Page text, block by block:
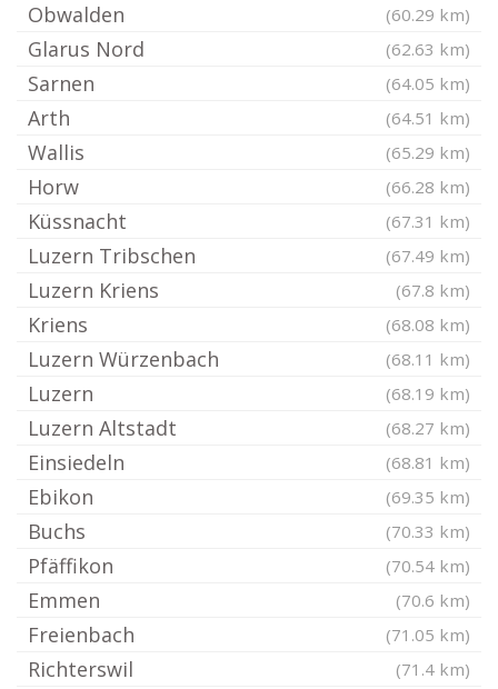
Obwalden (60.29 km)
Glarus Nord (62.63 km)
Sarnen (64.05 km)
Arth (64.51 km)
Wallis (65.29 km)
Horw (66.28 km)
Küssnacht (67.31 km)
Luzern Tribschen (67.49 km)
Luzern Kriens (67.8 km)
Kriens (68.08 km)
Luzern Würzenbach (68.11 km)
Luzern (68.19 km)
Luzern Altstadt (68.27 km)
Einsiedeln (68.81 km)
Ebikon (69.35 km)
Buchs (70.33 km)
Pfäffikon (70.54 km)
Emmen (70.6 km)
Freienbach (71.05 km)
Richterswil (71.4 km)